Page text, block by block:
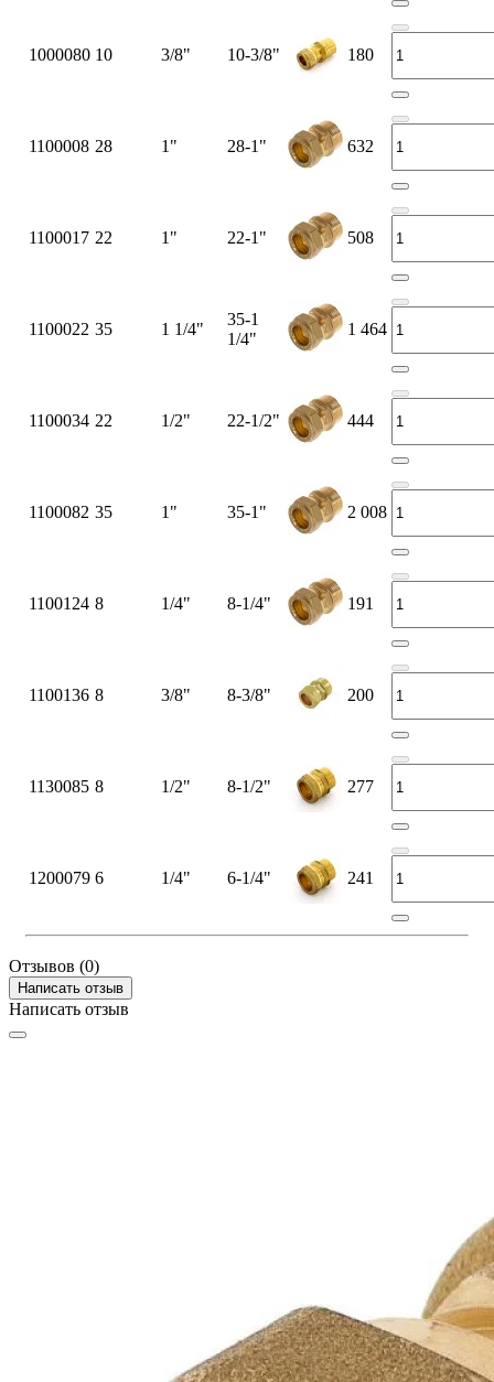
1000080 10 3/8" 10-3/8" 180
1100008 28 1" 28-1" 632
1100017 22 1" 22-1" 508
1100022 35 1 1/4"
35-1
1/4"
1 464
1100034 22 1/2" 22-1/2" 444
1100082 35 1" 35-1" 2 008
1100124 8 1/4" 8-1/4" 191
1100136 8 3/8" 8-3/8" 200
1130085 8 1/2" 8-1/2" 277
1200079 6 1/4" 6-1/4" 241
Отзывов (0)
Написать отзыв
Написать отзыв